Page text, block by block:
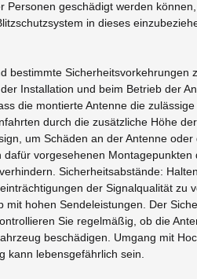
geschädigt werden
in dieses
bestimmte
Installation und beim Betrieb der
die montierte Antenne die
durch die zusätzliche Höhe
um Schäden an der Antenne
vorgesehenen
Sicherheitsabstände:
der Signalqualität
hohen Sendeleistungen. Der
Sie regelmäßig, ob die
beschädigen. Umgang mit
kann lebensgefährlich sein.